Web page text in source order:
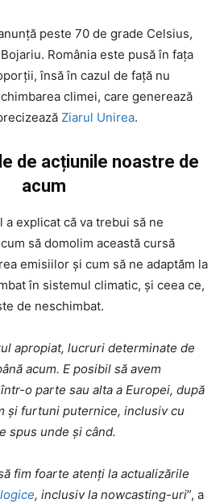
peste 70 de grade Celsius,
România este pusă în fața
însă în cazul de față nu
climei, care generează
Ziarul Unirea.
de acțiunile noastre de
acum
a explicat că va trebui să ne
să domolim această cursă
emisiilor și cum să ne adaptăm la
în sistemul climatic, și ceea ce,
de neschimbat.
apropiat, lucruri determinate de
acum. E posibil să avem
o parte sau alta a Europei, după
și furtuni puternice, inclusiv cu
spus unde și când.
fim foarte atenți la actualizările
, inclusiv la nowcasting-uri”, a